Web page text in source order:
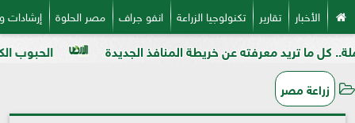
الأخبار تقارير تكنولوجيا الزراعة انفو جراف مصر الحلوة
الحبوب الكاملة معرفته عن خريطة المنافذ الجديدة
زراعة مصر